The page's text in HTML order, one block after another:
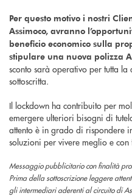
Per questo motivo i nostri
Assimoco, avranno
beneficio economico sulla
stipulare una nuova polizza
sconto sarà operativo per tutta
sottoscritta.
Il lockdown ha contribuito per
emergere ulteriori bisogni di
attento è in grado di rispondere
soluzioni per vivere meglio e
Messaggio pubblicitario con finalità
Prima della sottoscrizione leggere
gli intermediari aderenti al circuito di